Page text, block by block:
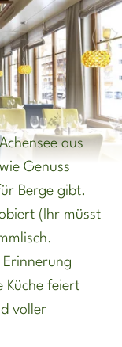
aus
Genuss
Berge gibt.
(Ihr müsst
Küche feiert
voller